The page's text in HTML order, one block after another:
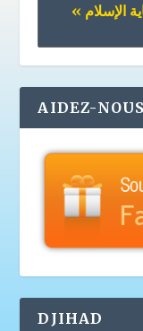
الإسلام »
AIDEZ-
DJIHAD